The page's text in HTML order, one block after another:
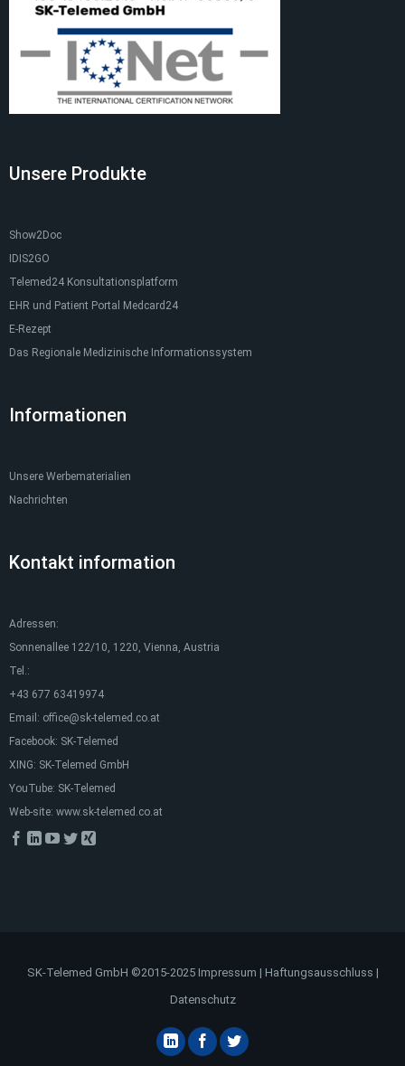
Unsere Produkte
Show2Doc
IDIS2GO
Telemed24 Konsultationsplatform
EHR und Patient Portal Medcard24
E-Rezept
Das Regionale Medizinische Informationssystem
Informationen
Unsere Werbematerialien
Nachrichten
Kontakt information
Adressen:
Sonnenallee 122/10, 1220, Vienna, Austria
Tel.:
+43 677 63419974
Email: office@sk-telemed.co.at
Facebook: SK-Telemed
XING: SK-Telemed GmbH
YouTube: SK-Telemed
Web-site: www.sk-telemed.co.at
SK-Telemed GmbH ©2015-2025 Impressum | Haftungsausschluss |
Datenschutz